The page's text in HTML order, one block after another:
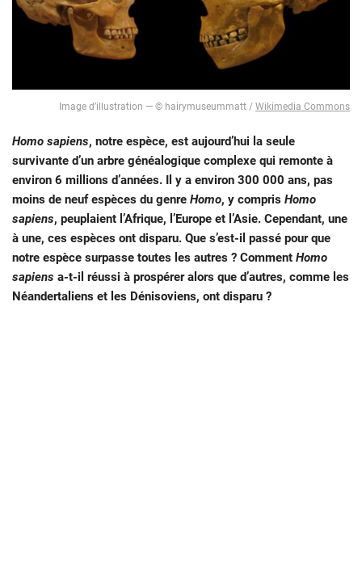
Image d’illustration — © hairymuseummatt / Wikimedia Commons
Homo sapiens, notre espèce, est aujourd’hui la seule
survivante d’un arbre généalogique complexe qui remonte à
environ 6 millions d’années. Il y a environ 300 000 ans, pas
moins de neuf espèces du genre Homo, y compris Homo
sapiens, peuplaient l’Afrique, l’Europe et l’Asie. Cependant, une
à une, ces espèces ont disparu. Que s’est-il passé pour que
notre espèce surpasse toutes les autres ? Comment Homo
sapiens a-t-il réussi à prospérer alors que d’autres, comme les
Néandertaliens et les Dénisoviens, ont disparu ?